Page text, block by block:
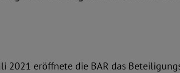
2021 eröffnete die BAR das